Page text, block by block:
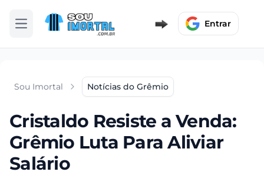
Abrir menu Entrar
Sou Imortal Notícias do Grêmio
Cristaldo Resiste a Venda:
Grêmio Luta Para Aliviar
Salário